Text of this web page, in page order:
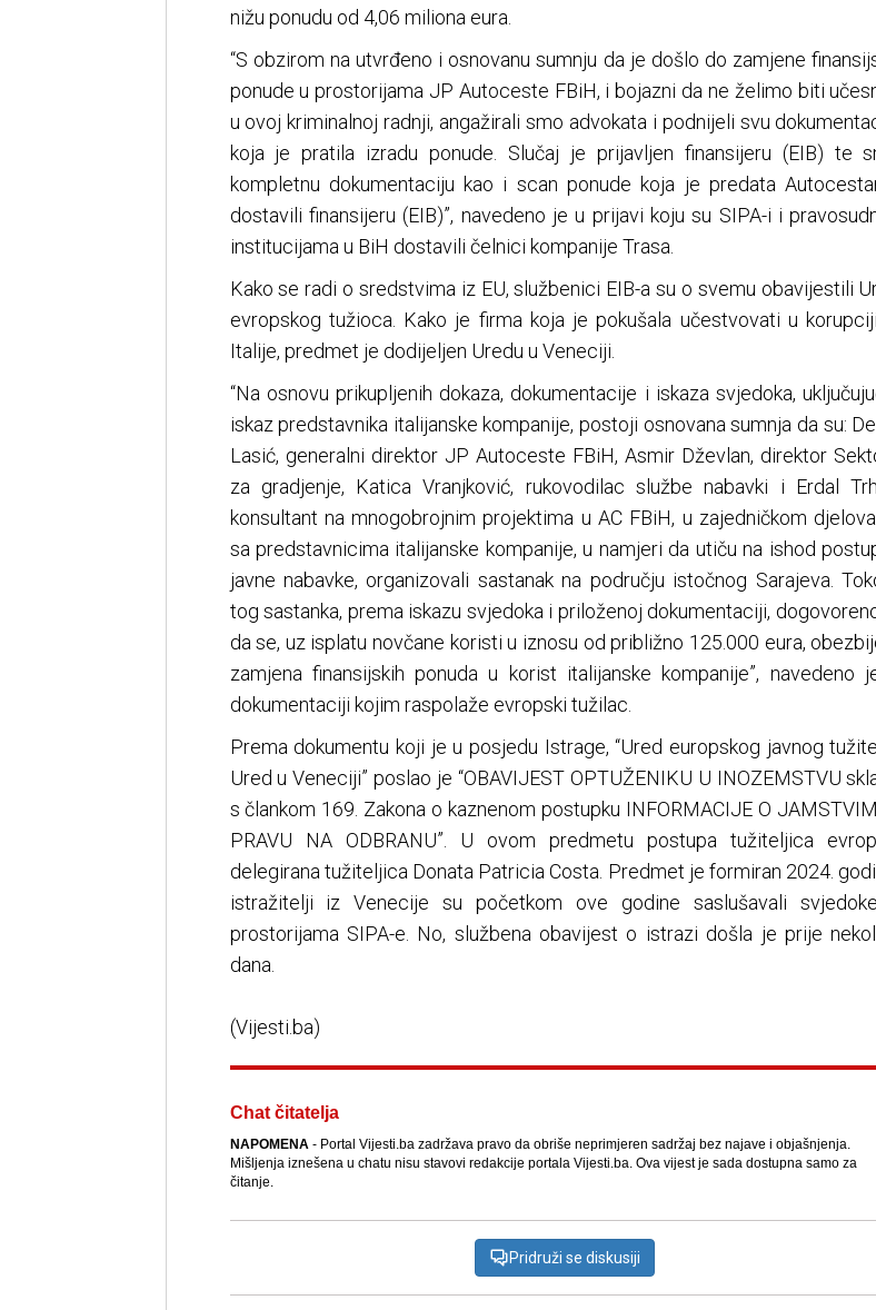
nižu ponudu od 4,06 miliona eura.
“S obzirom na utvrđeno i osnovanu sumnju da je došlo do zamjene
ponude u prostorijama JP Autoceste FBiH, i bojazni da ne želimo biti
u ovoj kriminalnoj radnji, angažirali smo advokata i podnijeli svu
koja je pratila izradu ponude. Slučaj je prijavljen finansijeru (EIB) te
kompletnu dokumentaciju kao i scan ponude koja je predata
dostavili finansijeru (EIB)”, navedeno je u prijavi koju su SIPA-i i
institucijama u BiH dostavili čelnici kompanije Trasa.
Kako se radi o sredstvima iz EU, službenici EIB-a su o svemu obavijestili
evropskog tužioca. Kako je firma koja je pokušala učestvovati u
Italije, predmet je dodijeljen Uredu u Veneciji.
“Na osnovu prikupljenih dokaza, dokumentacije i iskaza svjedoka,
iskaz predstavnika italijanske kompanije, postoji osnovana sumnja da su:
Lasić, generalni direktor JP Autoceste FBiH, Asmir Dževlan, direktor
za gradjenje, Katica Vranjković, rukovodilac službe nabavki i Erdal
konsultant na mnogobrojnim projektima u AC FBiH, u zajedničkom
sa predstavnicima italijanske kompanije, u namjeri da utiču na ishod
javne nabavke, organizovali sastanak na području istočnog Sarajeva.
tog sastanka, prema iskazu svjedoka i priloženoj dokumentaciji,
da se, uz isplatu novčane koristi u iznosu od približno 125.000 eura,
zamjena finansijskih ponuda u korist italijanske kompanije”, navedeno
dokumentaciji kojim raspolaže evropski tužilac.
Prema dokumentu koji je u posjedu Istrage, “Ured europskog javnog
Ured u Veneciji” poslao je “OBAVIJEST OPTUŽENIKU U INOZEMSTVU
s člankom 169. Zakona o kaznenom postupku INFORMACIJE O
PRAVU NA ODBRANU”. U ovom predmetu postupa tužiteljica
delegirana tužiteljica Donata Patricia Costa. Predmet je formiran 2024.
istražitelji iz Venecije su početkom ove godine saslušavali
prostorijama SIPA-e. No, službena obavijest o istrazi došla je prije
dana.
(Vijesti.ba)
Chat čitatelja
NAPOMENA- Portal Vijesti.ba zadržava pravo da obriše neprimjeren sadržaj bez najave i objašnjenja.
Mišljenja iznešena u chatu nisu stavovi redakcije portala Vijesti.ba. Ova vijest je sada dostupna samo za
čitanje.
Pridruži se diskusiji